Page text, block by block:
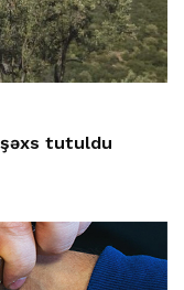
şəxs tutuldu